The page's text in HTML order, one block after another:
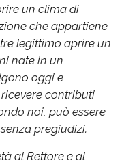
un clima di
che appartiene
legittimo aprire un
nate in un
oggi e
contributi
noi, può essere
pregiudizi.
al Rettore e al